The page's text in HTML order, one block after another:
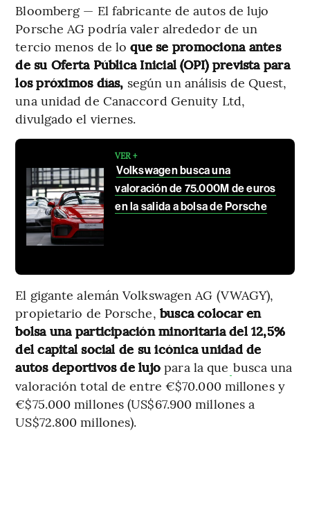
Bloomberg — El fabricante de autos de lujo
Porsche AG podría valer alrededor de un
tercio menos de loque se promociona antes
de su Oferta Pública Inicial (OPI) prevista para
los próximos días, según un análisis de Quest,
una unidad de Canaccord Genuity Ltd,
divulgado el viernes.
VER +
Volkswagen busca una
valoración de 75.000M de euros
en la salida a bolsa de Porsche
El gigante alemán Volkswagen AG (VWAGY),
propietario de Porsche, busca colocar en
bolsa una participación minoritaria del 12,5%
del capital social de su icónica unidad de
autos deportivos de lujo para la que busca una
valoración total de entre €$70.000 millones y
€$75.000 millones (US$67.900 millones a
US$72.800 millones).